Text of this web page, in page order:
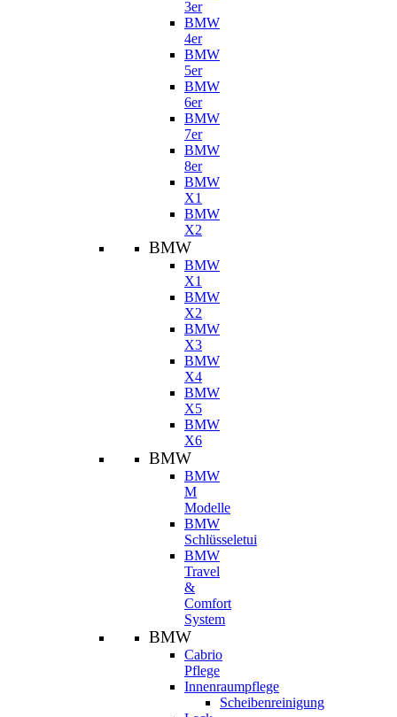
3er
BMW
4er
BMW
5er
BMW
6er
BMW
7er
BMW
8er
BMW
X1
BMW
X2
BMW
BMW
X1
BMW
X2
BMW
X3
BMW
X4
BMW
X5
BMW
X6
BMW
BMW
M
Modelle
BMW
Schlüsseletui
BMW
Travel
&
Comfort
System
BMW
Cabrio
Pflege
Innenraumpflege
Scheibenreinigung